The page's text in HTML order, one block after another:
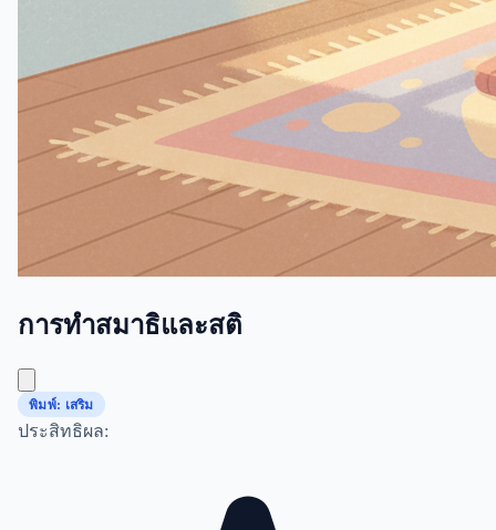
การทำสมาธิและสติ
พิมพ์: เสริม
ประสิทธิผล: